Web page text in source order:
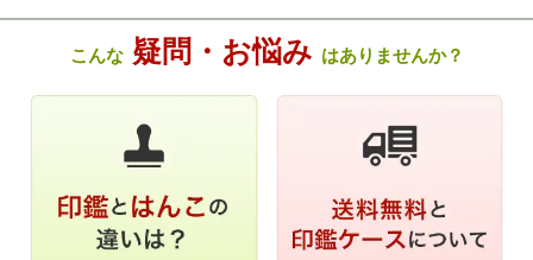
こんな疑問・お悩み はありませんか？